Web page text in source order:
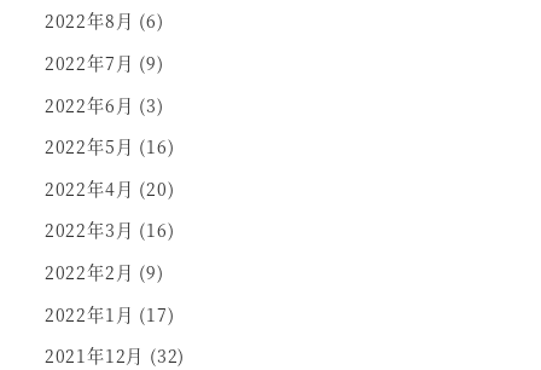
2022年8月 (6)
2022年7月 (9)
2022年6月 (3)
2022年5月 (16)
2022年4月 (20)
2022年3月 (16)
2022年2月 (9)
2022年1月 (17)
2021年12月 (32)